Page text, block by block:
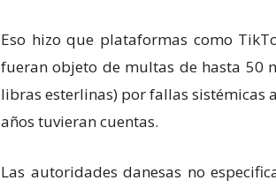
Eso hizo que plataformas como
fueran objeto de multas de hasta 50
libras esterlinas) por fallas sistémicas
años tuvieran cuentas.
Las autoridades danesas no